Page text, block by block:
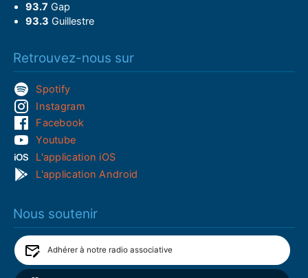
93.7 Gap
93.3 Guillestre
Retrouvez-nous sur
Spotify
Instagram
Facebook
Youtube
L'application iOS
L'application Android
Nous soutenir
Adhérer à notre radio associative